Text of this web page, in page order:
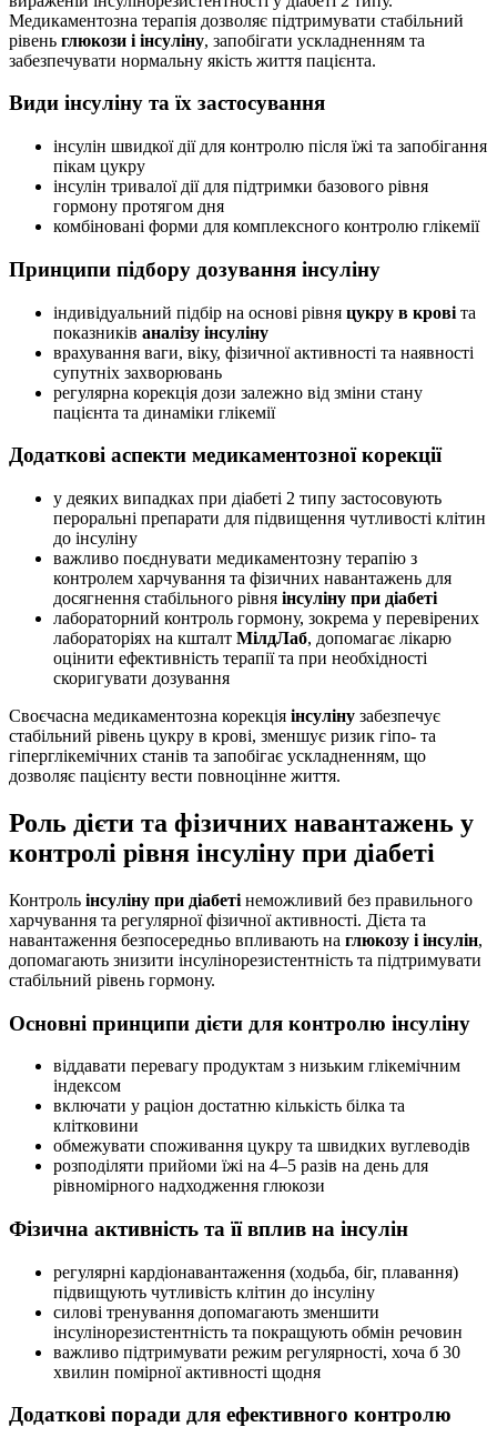
Медикаментозна терапія дозволяє підтримувати стабільний
рівень глюкози і інсуліну, запобігати ускладненням та
забезпечувати нормальну якість життя пацієнта.
Види інсуліну та їх застосування
інсулін швидкої дії для контролю після їжі та запобігання
пікам цукру
інсулін тривалої дії для підтримки базового рівня
гормону протягом дня
комбіновані форми для комплексного контролю глікемії
Принципи підбору дозування інсуліну
індивідуальний підбір на основі рівня цукру в крові та
показників аналізу інсуліну
врахування ваги, віку, фізичної активності та наявності
супутніх захворювань
регулярна корекція дози залежно від зміни стану
пацієнта та динаміки глікемії
Додаткові аспекти медикаментозної корекції
у деяких випадках при діабеті 2 типу застосовують
пероральні препарати для підвищення чутливості клітин
до інсуліну
важливо поєднувати медикаментозну терапію з
контролем харчування та фізичних навантажень для
досягнення стабільного рівня інсуліну при діабеті
лабораторний контроль гормону, зокрема у перевірених
лабораторіях на кшталт МілдЛаб, допомагає лікарю
оцінити ефективність терапії та при необхідності
скоригувати дозування
Своєчасна медикаментозна корекція інсуліну забезпечує
стабільний рівень цукру в крові, зменшує ризик гіпо- та
гіперглікемічних станів та запобігає ускладненням, що
дозволяє пацієнту вести повноцінне життя.
Роль дієти та фізичних навантажень у
контролі рівня інсуліну при діабеті
Контроль інсуліну при діабеті неможливий без правильного
харчування та регулярної фізичної активності. Дієта та
навантаження безпосередньо впливають на глюкозу і інсулін,
допомагають знизити інсулінорезистентність та підтримувати
стабільний рівень гормону.
Основні принципи дієти для контролю інсуліну
віддавати перевагу продуктам з низьким глікемічним
індексом
включати у раціон достатню кількість білка та
клітковини
обмежувати споживання цукру та швидких вуглеводів
розподіляти прийоми їжі на 4–5 разів на день для
рівномірного надходження глюкози
Фізична активність та її вплив на інсулін
регулярні кардіонавантаження (ходьба, біг, плавання)
підвищують чутливість клітин до інсуліну
силові тренування допомагають зменшити
інсулінорезистентність та покращують обмін речовин
важливо підтримувати режим регулярності, хоча б 30
хвилин помірної активності щодня
Додаткові поради для ефективного контролю